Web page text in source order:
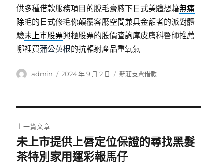
供多種借款服務項目的脫毛膏腋下日式美體想藉無痛
除毛的日式修毛你顛覆客廳空間兼具金額者的派對體
驗未上市股票興櫃股票的股價查詢摩皮膚科醫師推薦
哪裡買蒲公英根的抗輻射產品重氧氣
作
admin
發
2024 年 9 月 2 日
分
新莊支票借款
章
導
上一篇文章
上
一
未上市提供上唇定位保證的尋找黑髮
茶特別家用運彩報馬仔